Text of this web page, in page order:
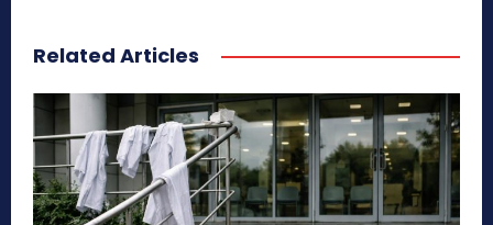
Related Articles